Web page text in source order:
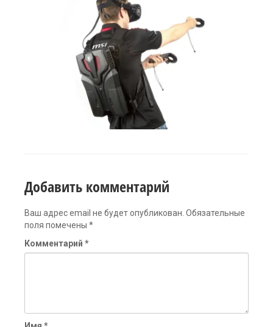
Добавить комментарий
Ваш адрес email не будет опубликован. Обязательные
поля помечены *
Комментарий *